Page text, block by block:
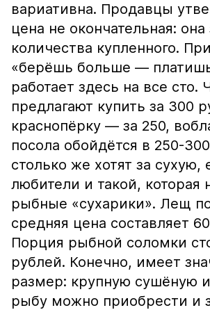
вариативна. Продавцы
цена не окончательная: она
количества купленного.
«берёшь больше —
работает здесь на все сто.
предлагают купить за 300
краснопёрку — за 250,
посола обойдётся в 250-
столько же хотят за сухую,
любители и такой, которая
рыбные «сухарики». Лещ
средняя цена составляет
Порция рыбной соломки
рублей. Конечно, имеет
размер: крупную сушёную
рыбу можно приобрести и